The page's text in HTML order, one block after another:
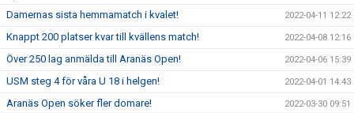
Damernas sista hemmamatch i kvalet! 2022-04-11 12:22
Knappt 200 platser kvar till kvällens match! 2022-04-08 12:16
Över 250 lag anmälda till Aranäs Open! 2022-04-06 15:39
USM steg 4 för våra U 18 i helgen! 2022-04-01 14:43
Aranäs Open söker fler domare! 2022-03-30 09:51